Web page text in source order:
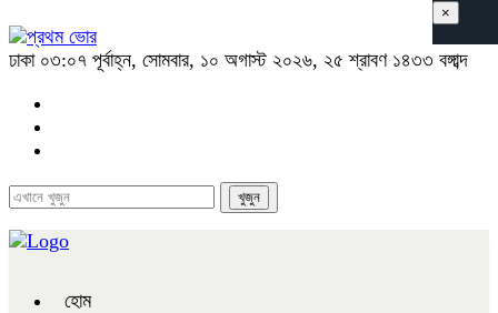
ঢাকা ০৩:০৭ পূর্বাহ্ন, সোমবার, ১০ অগাস্ট ২০২৬, ২৫ শ্রাবণ ১৪৩৩ বঙ্গাব্দ
হোম
×